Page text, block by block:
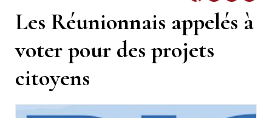
Les Réunionnais appelés à
voter pour des projets
citoyens